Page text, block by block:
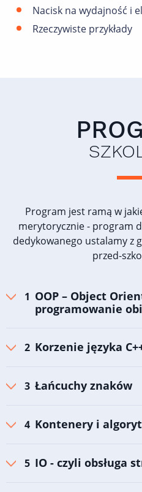
Nacisk na wydajność i
Rzeczywiste przykłady
Program jest ramą w
merytorycznie - program
dedykowanego ustalamy z
przed-
OOP – Object
programowanie
Korzenie języka
Łańcuchy znaków
Kontenery i
IO - czyli obsługa